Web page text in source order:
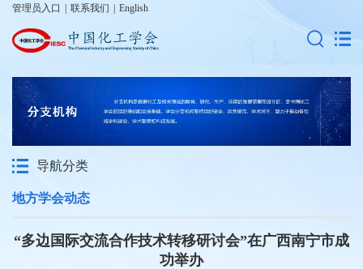
管理员入口 联系我们 English
导航分类
地方学会动态
“多边国际交流合作技术转移研讨会”在广西南宁市成
功举办